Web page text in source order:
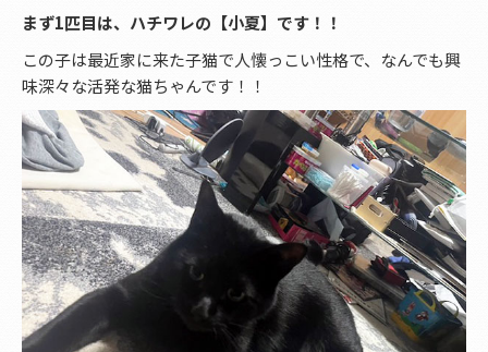
まず1匹目は、ハチワレの【小夏】です！！
この子は最近家に来た子猫で人懐っこい性格で、なんでも興
味深々な活発な猫ちゃんです！！